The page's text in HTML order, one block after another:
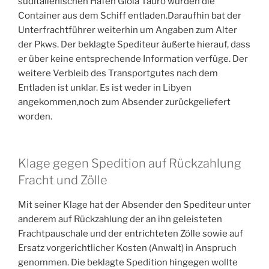
Container aus dem Schiff entladen.Daraufhin bat der
Unterfrachtführer weiterhin um Angaben zum Alter
der Pkws. Der beklagte Spediteur äußerte hierauf, dass
er über keine entsprechende Information verfüge. Der
weitere Verbleib des Transportgutes nach dem
Entladen ist unklar. Es ist weder in Libyen
angekommen,noch zum Absender zurückgeliefert
worden.
Klage gegen Spedition auf Rückzahlung
Fracht und Zölle
Mit seiner Klage hat der Absender den Spediteur unter
anderem auf Rückzahlung der an ihn geleisteten
Frachtpauschale und der entrichteten Zölle sowie auf
Ersatz vorgerichtlicher Kosten (Anwalt) in Anspruch
genommen. Die beklagte Spedition hingegen wollte